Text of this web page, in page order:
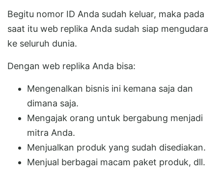
Begitu nomor ID Anda sudah keluar, maka pada
saat itu web replika Anda sudah siap mengudara
ke seluruh dunia.
Dengan web replika Anda bisa:
Mengenalkan bisnis ini kemana saja dan
dimana saja.
Mengajak orang untuk bergabung menjadi
mitra Anda.
Menjualkan produk yang sudah disediakan.
Menjual berbagai macam paket produk, dll.